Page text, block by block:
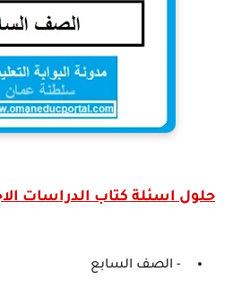
حلول اسئلة كتاب الدراسات
- الصف السابع